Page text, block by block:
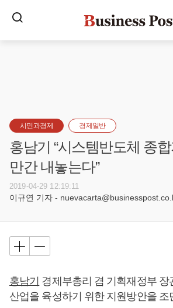
시민과경제 경제일반
홍남기 “시스템반도체 종
만간 내놓는다”
2019-04-29 12:19:11
이규연 기자 -
홍남기 경제부총리 겸 기획재정부 장
산업을 육성하기 위한 지원방안을 조